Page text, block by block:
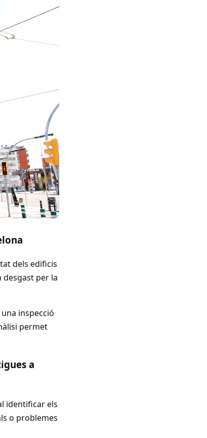
dels edificis
desgast per la
inspecció
permet
a
identificar els
o problemes